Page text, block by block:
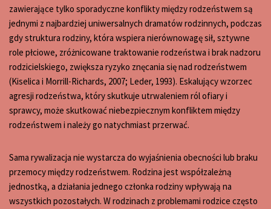
zawierające tylko sporadyczne konflikty między rodzeństwem są
jednymi z najbardziej uniwersalnych dramatów rodzinnych, podczas
gdy struktura rodziny, która wspiera nierównowagę sił, sztywne
role płciowe, zróżnicowane traktowanie rodzeństwa i brak nadzoru
rodzicielskiego, zwiększa ryzyko znęcania się nad rodzeństwem
(Kiselica i Morrill-Richards, 2007; Leder, 1993). Eskalujący wzorzec
agresji rodzeństwa, który skutkuje utrwaleniem ról ofiary i
sprawcy, może skutkować niebezpiecznym konfliktem między
rodzeństwem i należy go natychmiast przerwać.
Sama rywalizacja nie wystarcza do wyjaśnienia obecności lub braku
przemocy między rodzeństwem. Rodzina jest współzależną
jednostką, a działania jednego członka rodziny wpływają na
wszystkich pozostałych. W rodzinach z problemami rodzice często